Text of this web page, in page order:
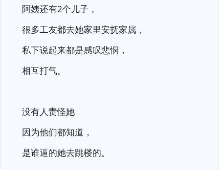
阿姨还有2个儿子，
很多工友都去她家里安抚家属，
私下说起来都是感叹悲悯，
相互打气。
没有人责怪她
因为他们都知道，
是谁逼的她去跳楼的。